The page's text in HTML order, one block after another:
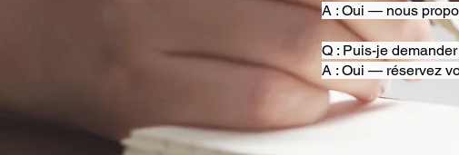
A : Oui — nous
Q : Puis-je
A : Oui — réservez